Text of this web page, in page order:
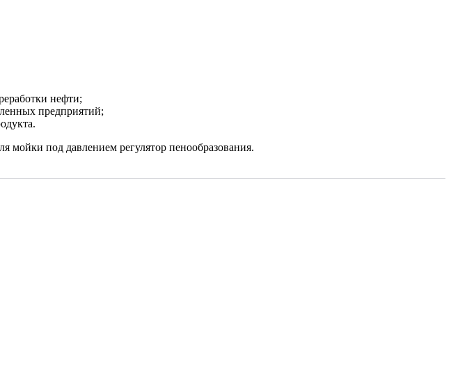
нефти;
предприятий;
мойки под давлением регулятор пенообразования.